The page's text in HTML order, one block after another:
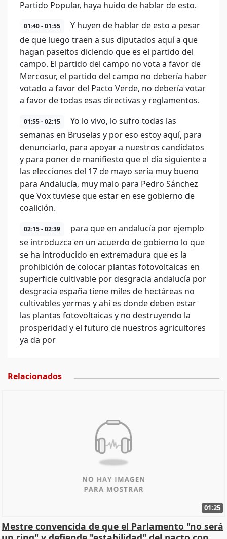
Partido Popular, haya huido de hablar de esto.
01:40 - 01:55
Y huyen de hablar de esto a pesar
de que luego traen a sus diputados aquí a que
hagan paseitos diciendo que es el partido del
campo. El partido del campo no vota a favor de
Mercosur, el partido del campo no debería haber
votado a favor del Pacto Verde, no debería votar
a favor de todas esas directivas y reglamentos.
01:55 - 02:15
Yo lo vivo, lo sufro todas las
semanas en Bruselas y por eso estoy aquí, para
denunciarlo, para apoyar a nuestros candidatos
y para poner de manifiesto que el día siguiente a
las elecciones del 17 de mayo sería muy bueno
para Andalucía, muy malo para Pedro Sánchez
que Vox tuviese que estar en ese gobierno de
coalición.
02:15 - 02:39
para que en andalucía por ejemplo
se introduzca en un acuerdo de gobierno lo que
se ha introducido en extremadura que es la
prohibición de colocar plantas fotovoltaicas en
superficie cultivable por desgracia andalucía por
desgracia españa tiene miles de hectáreas no
cultivables yermas y ahí es donde deben estar
las plantas fotovoltaicas y no destruyendo la
prosperidad y el futuro de nuestros agricultores
ya da por
Relacionados
01:25
Mestre convencida de que el Parlamento "no será